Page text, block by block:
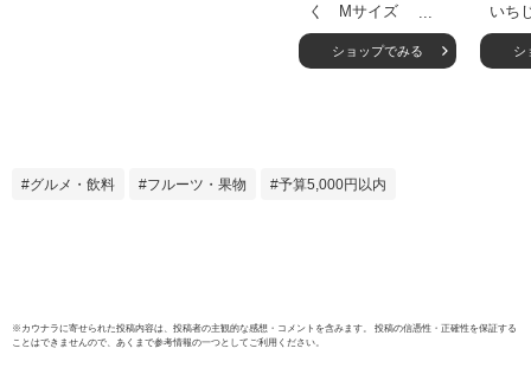
く Mサイズ
1kg（約40個入）
ショップでみる
いち
じく
カッ
シ
グルメ・飲料 フルーツ・果物 予算5,000円以内
※ カウナラに寄せられた投稿内容は、投稿者の主観的な感想・コメントを含みます。 投稿の信憑性・正確性を保証する
ことはできませんので、あくまで参考情報の一つとしてご利用ください。